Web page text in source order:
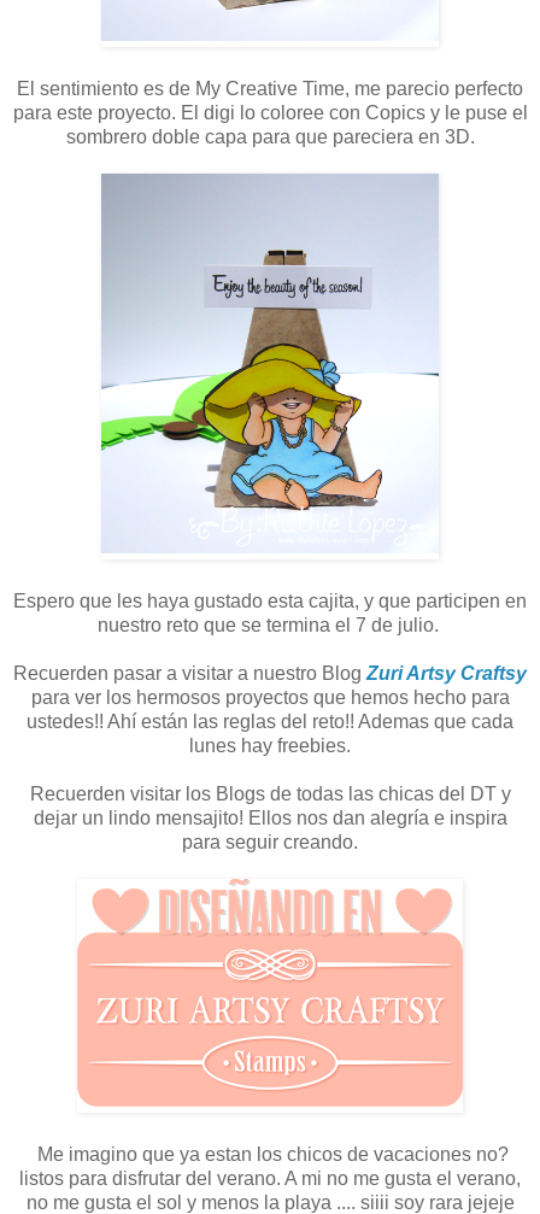
El sentimiento es de My Creative Time, me parecio perfecto
para este proyecto. El digi lo coloree con Copics y le puse el
sombrero doble capa para que pareciera en 3D.
Espero que les haya gustado esta cajita, y que participen en
nuestro reto que se termina el 7 de julio.
Recuerden pasar a visitar a nuestro Blog Zuri Artsy Craftsy
para ver los hermosos proyectos que hemos hecho para
ustedes!! Ahí están las reglas del reto!! Ademas que cada
lunes hay freebies.
Recuerden visitar los Blogs de todas las chicas del DT y
dejar un lindo mensajito! Ellos nos dan alegría e inspira
para seguir creando.
Me imagino que ya estan los chicos de vacaciones no?
listos para disfrutar del verano. A mi no me gusta el verano,
no me gusta el sol y menos la playa .... siiii soy rara jejeje